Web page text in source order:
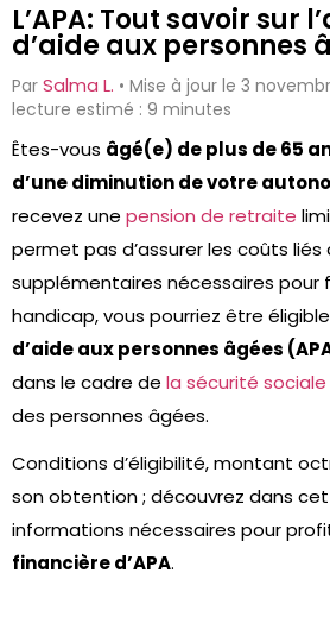
L’APA: Tout savoir sur
d’aide aux personnes
Par Salma L. • Mise à jour le 3
lecture estimé : 9 minutes
Êtes-vous âgé(e) de plus de 65
d’une diminution de votre
recevez une pension de retraite
permet pas d’assurer les coûts liés
supplémentaires nécessaires pour
handicap, vous pourriez être
d’aide aux personnes âgées
dans le cadre de la sécurité sociale
des personnes âgées.
Conditions d’éligibilité, montant
son obtention ; découvrez dans
informations nécessaires pour
financière d’APA.